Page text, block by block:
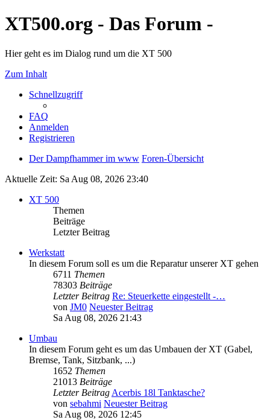
XT500.org - Das Forum -
Hier geht es im Dialog rund um die XT 500
Zum Inhalt
Schnellzugriff
FAQ
Anmelden
Registrieren
Der Dampfhammer im www Foren-Übersicht
Aktuelle Zeit: Sa Aug 08, 2026 23:40
XT 500
Themen
Beiträge
Letzter Beitrag
Werkstatt
In diesem Forum soll es um die Reparatur unserer XT gehen
6711 Themen
78303 Beiträge
Letzter Beitrag Re: Steuerkette eingestellt -…
von JM0 Neuester Beitrag
Sa Aug 08, 2026 21:43
Umbau
In diesem Forum geht es um das Umbauen der XT (Gabel,
Bremse, Tank, Sitzbank, ...)
1652 Themen
21013 Beiträge
Letzter Beitrag Acerbis 18l Tanktasche?
von sebahmi Neuester Beitrag
Sa Aug 08, 2026 12:45